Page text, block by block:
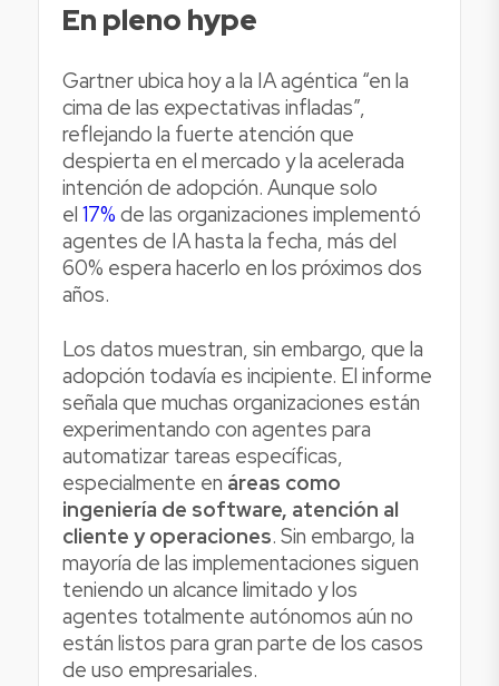
En pleno hype
Gartner ubica hoy a la IA agéntica “en la
cima de las expectativas infladas”,
reflejando la fuerte atención que
despierta en el mercado y la acelerada
intención de adopción. Aunque solo
el17% de las organizaciones implementó
agentes de IA hasta la fecha, más del
60% espera hacerlo en los próximos dos
años.
Los datos muestran, sin embargo, que la
adopción todavía es incipiente. El informe
señala que muchas organizaciones están
experimentando con agentes para
automatizar tareas específicas,
especialmente en áreas como
ingeniería de software, atención al
cliente y operaciones. Sin embargo, la
mayoría de las implementaciones siguen
teniendo un alcance limitado y los
agentes totalmente autónomos aún no
están listos para gran parte de los casos
de uso empresariales.